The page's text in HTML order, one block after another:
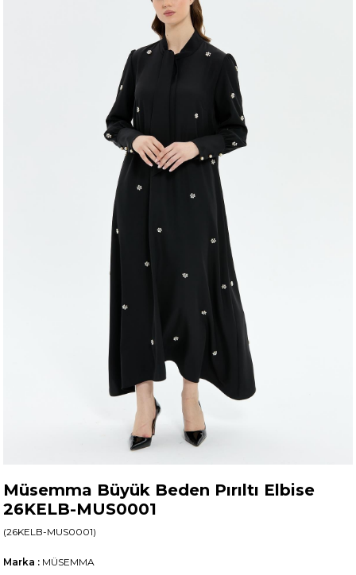
Müsemma Büyük Beden Pırıltı Elbise
26KELB-MUS0001
(26KELB-MUS0001)
Marka : MÜSEMMA